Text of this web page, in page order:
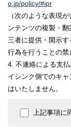
o.jp/policy/#ipr
（次のような表現
ンテンツの複製・
三者に提供・開示
行為を行うことの禁
4. 不連絡による支
イシンク側でのキ
はいたしません。
上記事項に